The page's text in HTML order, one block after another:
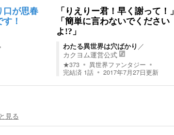
口が思春
！
「りえりー君！早く謝って！」
「簡単に言わないでください
よ!?」
わたる異世界は穴ばかり ／
カクヨム運営公式
★373
異世界ファンタジー
完結済 1話 2017年7月27日更新
見る